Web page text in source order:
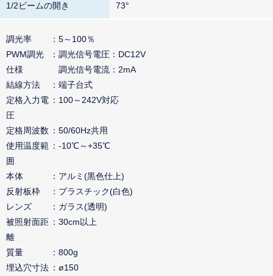
1/2ビームの開き 73°
調光率
5～100％
PWM調光
仕様
調光信号電圧：DC12V
調光信号電流：2mA
結線方法
端子台式
定格入力電
圧
100～242V対応
定格周波数
50/60Hz共用
使用温度範
囲
-10℃～+35℃
本体
アルミ(黒色仕上)
反射板枠
プラスチック(白色)
レンズ
ガラス(透明)
被照射面距
離
30cm以上
質量
800g
埋込穴寸法
ø150